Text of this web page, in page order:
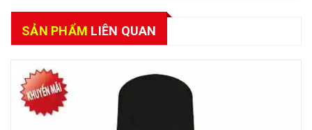
SẢN PHẨM LIÊN QUAN